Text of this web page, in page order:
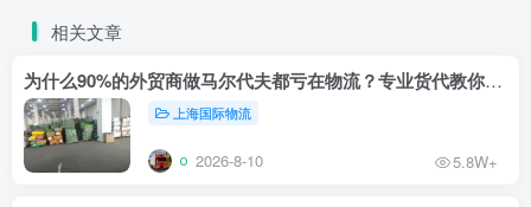
相关文章
为什么90%的外贸商做马尔代夫都亏在物流？专业货代教你止损
上海国际物流
2026-8-10 5.8W+